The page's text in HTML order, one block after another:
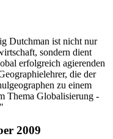
Dutchman ist nicht nur
sondern dient
erfolgreich agierenden
die der
zu einem
Thema Globalisierung -
2009